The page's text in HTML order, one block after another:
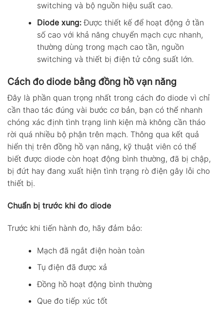
switching và bộ nguồn hiệu suất cao.
Diode xung:Được thiết kế để hoạt động ở tần
số cao với khả năng chuyển mạch cực nhanh,
thường dùng trong mạch cao tần, nguồn
switching và thiết bị điện tử công suất lớn.
Cách đo diode bằng đồng hồ vạn năng
Đây là phần quan trọng nhất trong cách đo diode vì chỉ
cần thao tác đúng vài bước cơ bản, bạn có thể nhanh
chóng xác định tình trạng linh kiện mà không cần tháo
rời quá nhiều bộ phận trên mạch. Thông qua kết quả
hiển thị trên đồng hồ vạn năng, kỹ thuật viên có thể
biết được diode còn hoạt động bình thường, đã bị chập,
bị đứt hay đang xuất hiện tình trạng rò điện gây lỗi cho
thiết bị.
Chuẩn bị trước khi đo diode
Trước khi tiến hành đo, hãy đảm bảo:
Mạch đã ngắt điện hoàn toàn
Tụ điện đã được xả
Đồng hồ hoạt động bình thường
Que đo tiếp xúc tốt